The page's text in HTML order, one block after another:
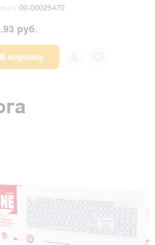
00-00025470
руб.
В корзину